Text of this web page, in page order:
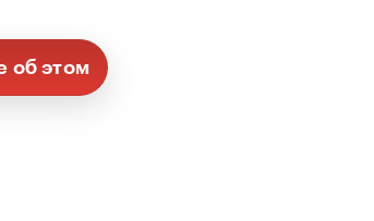
об этом